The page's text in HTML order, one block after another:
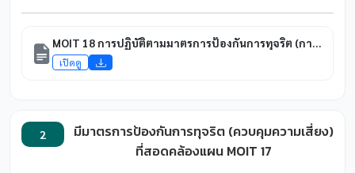
MOIT 18 การปฏิบัติตามมาตรการป้องกันการทุจริต (การควบคุมความเสี่ยงการทุจริต)
เปิดดู
2
มีมาตรการป้องกันการทุจริต (ควบคุมความเสี่ยง)
ที่สอดคล้องแผน MOIT 17